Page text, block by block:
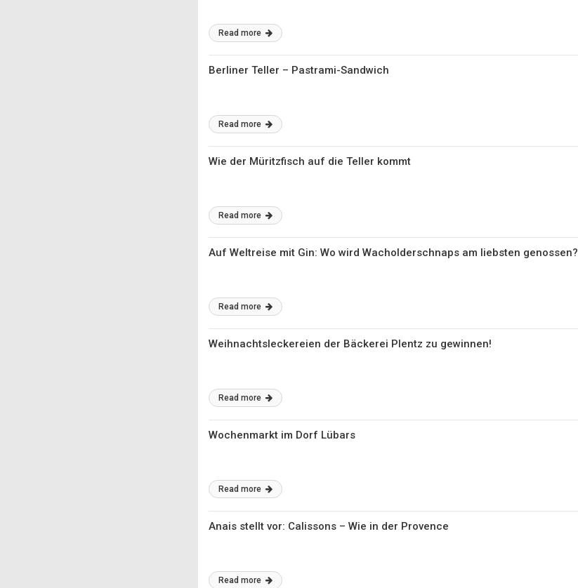
Read more
Berliner Teller – Pastrami-Sandwich
Read more
Wie der Müritzfisch auf die Teller kommt
Read more
Auf Weltreise mit Gin: Wo wird Wacholderschnaps am liebsten genossen?
Read more
Weihnachtsleckereien der Bäckerei Plentz zu gewinnen!
Read more
Wochenmarkt im Dorf Lübars
Read more
Anais stellt vor: Calissons – Wie in der Provence
Read more